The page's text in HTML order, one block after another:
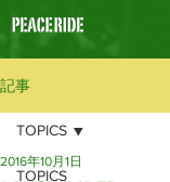
記事
TOPICS
TOPICS
2016年10月1日